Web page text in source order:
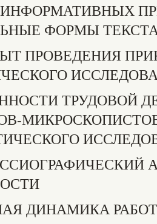
ИНФОРМАТИВНЫХ
ФОРМЫ
ПРОВЕДЕНИЯ
ТРУДОВОЙ
ДИНАМИКА